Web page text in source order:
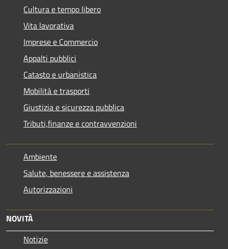
Cultura e tempo libero
Vita lavorativa
Imprese e Commercio
Appalti pubblici
Catasto e urbanistica
Mobilità e trasporti
Giustizia e sicurezza pubblica
Tributi,finanze e contravvenzioni
Ambiente
Salute, benessere e assistenza
Autorizzazioni
NOVITÀ
Notizie